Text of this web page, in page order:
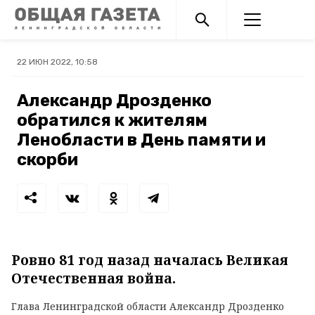
22 ИЮН 2022, 10:58
Александр Дрозденко
обратился к жителям
Ленобласти в День памяти и
скорби
Ровно 81 год назад началась Великая
Отечественная война.
Глава Ленинградской области Александр Дрозденко